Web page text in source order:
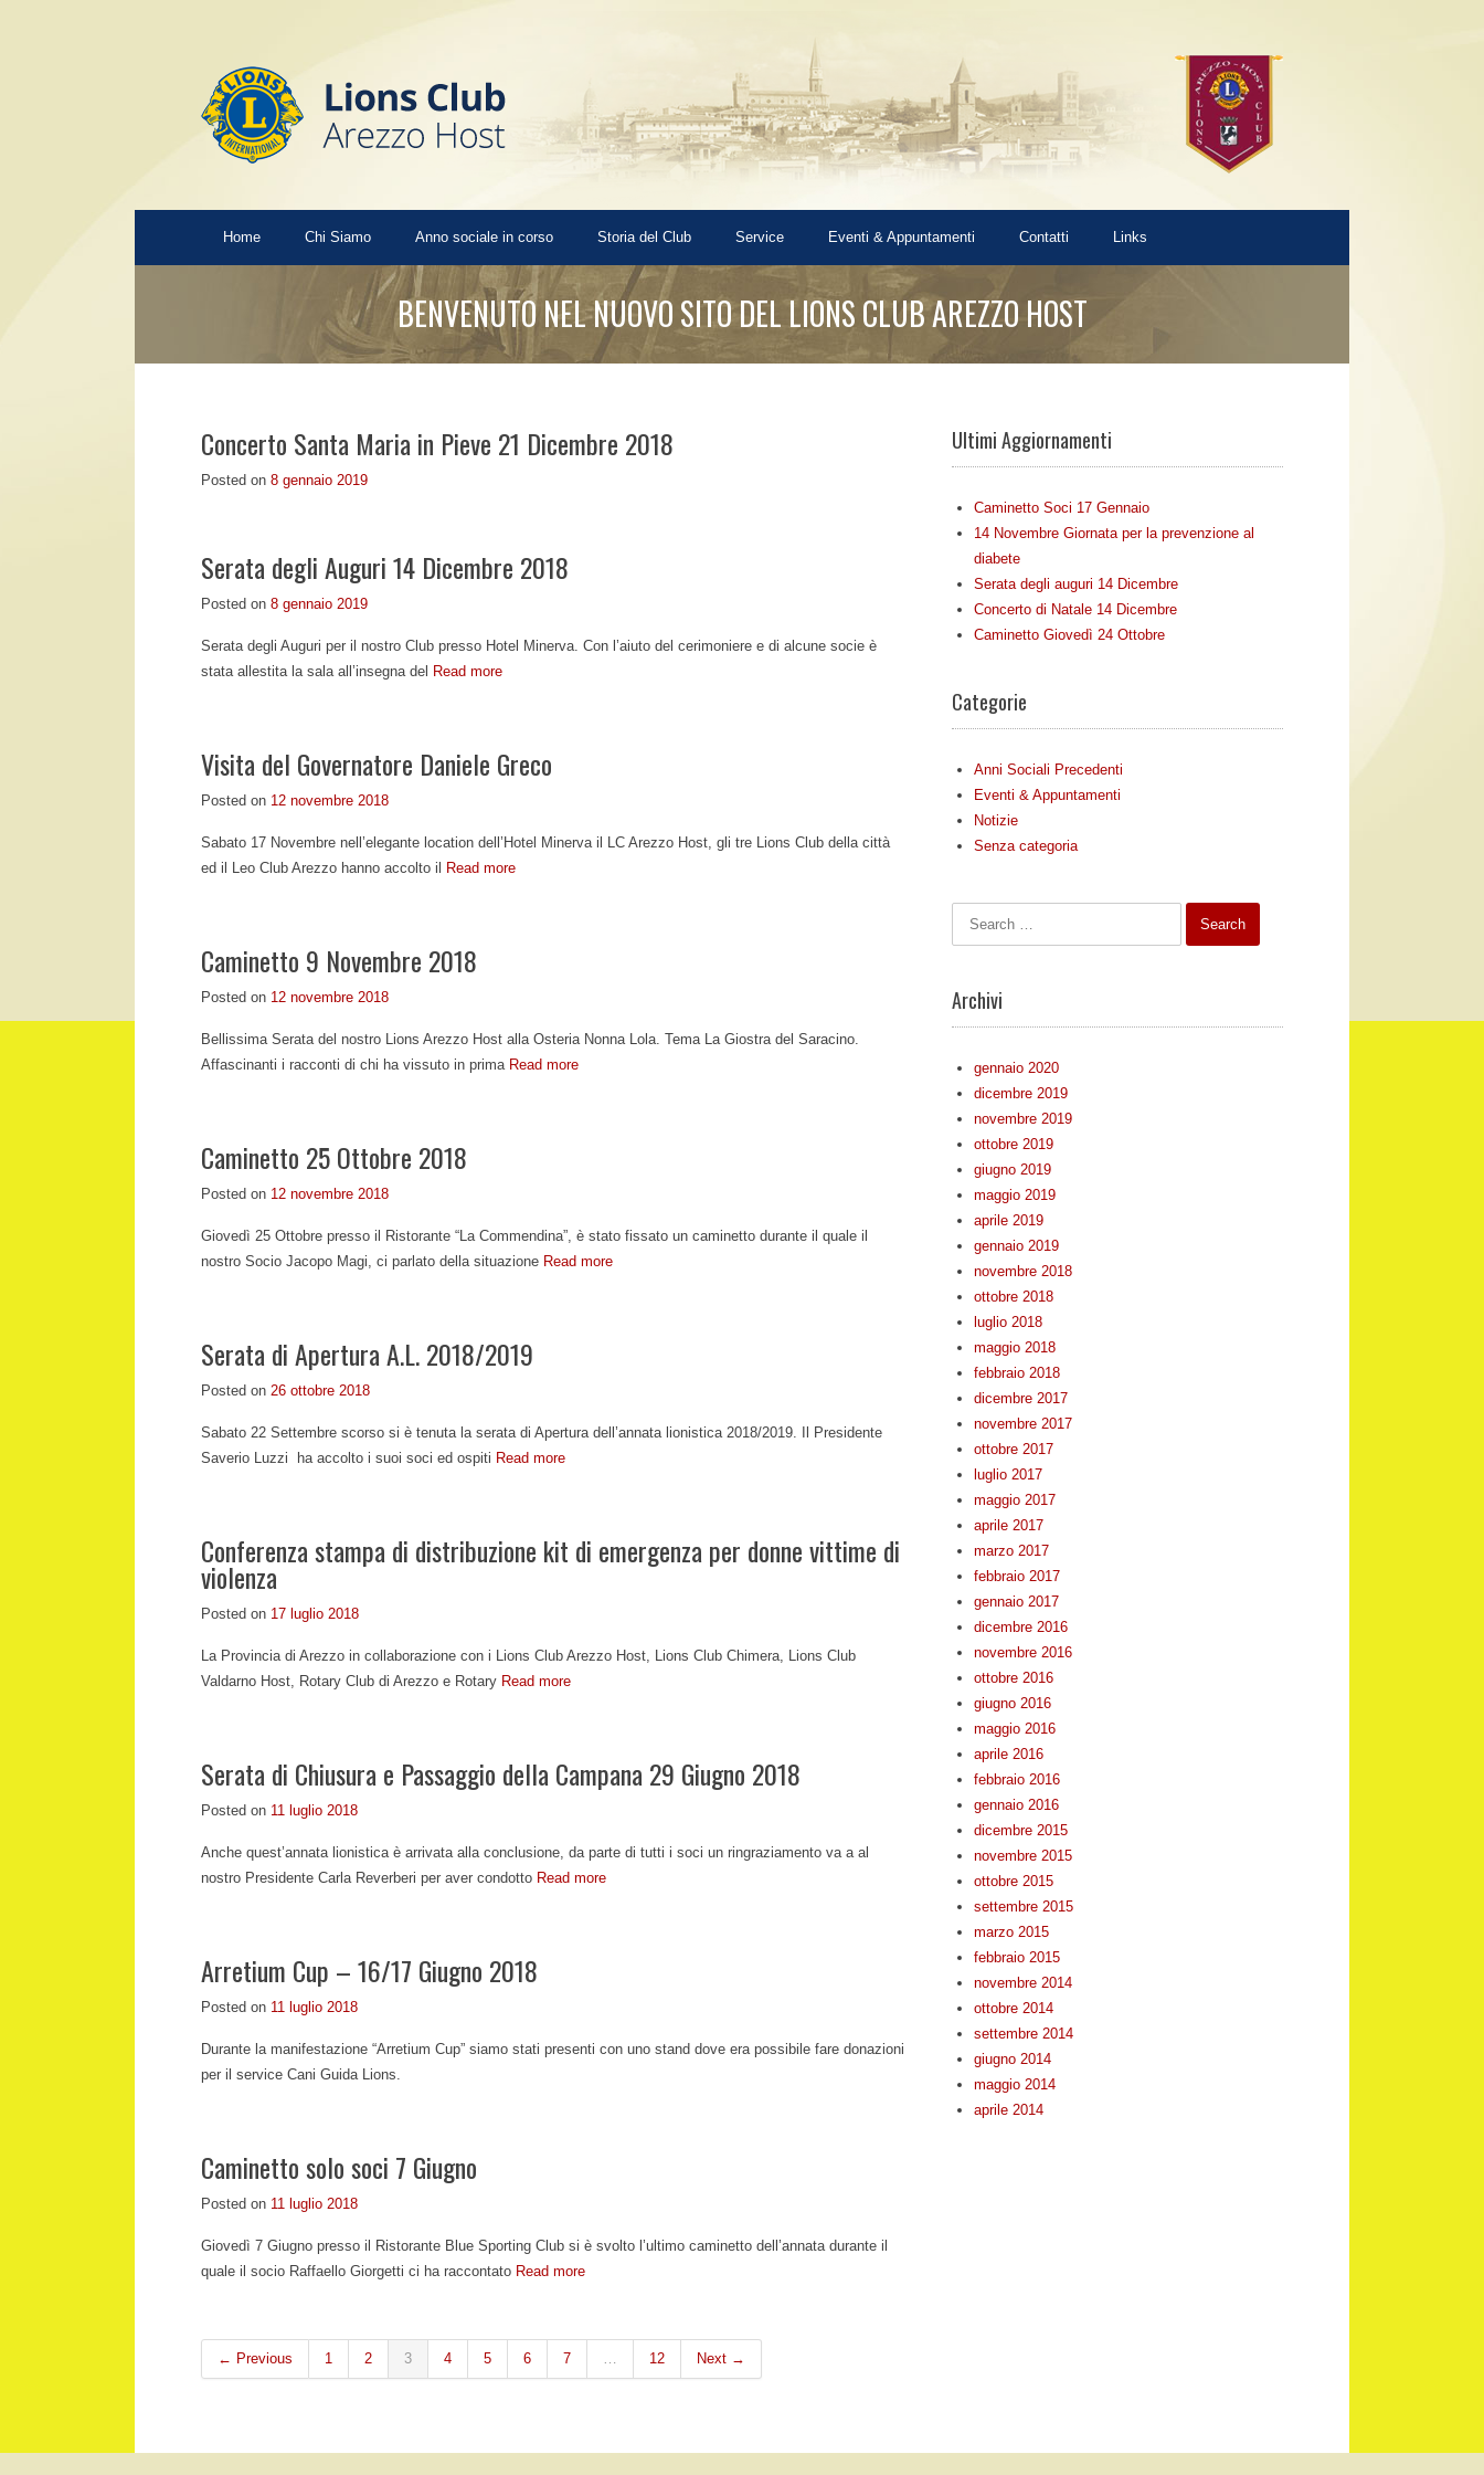
Home Chi Siamo Anno sociale in corso Storia del Club Service Eventi & Appuntamenti Contatti Links
BENVENUTO NEL NUOVO SITO DEL LIONS CLUB AREZZO HOST
Concerto Santa Maria in Pieve 21 Dicembre 2018
Posted on 8 gennaio 2019
Serata degli Auguri 14 Dicembre 2018
Posted on 8 gennaio 2019
Serata degli Auguri per il nostro Club presso Hotel Minerva. Con l’aiuto del cerimoniere e di alcune socie è
stata allestita la sala all’insegna del Read more
Visita del Governatore Daniele Greco
Posted on 12 novembre 2018
Sabato 17 Novembre nell’elegante location dell’Hotel Minerva il LC Arezzo Host, gli tre Lions Club della città
ed il Leo Club Arezzo hanno accolto il
Read more
Caminetto 9 Novembre 2018
Posted on 12 novembre 2018
Bellissima Serata del nostro Lions Arezzo Host alla Osteria Nonna Lola. Tema La Giostra del Saracino.
Affascinanti i racconti di chi ha vissuto in prima Read more
Caminetto 25 Ottobre 2018
Posted on 12 novembre 2018
Giovedì 25 Ottobre presso il Ristorante “La Commendina”, è stato fissato un caminetto durante il quale il
nostro Socio Jacopo Magi, ci parlato della situazione Read more
Serata di Apertura A.L. 2018/2019
Posted on 26 ottobre 2018
Sabato 22 Settembre scorso si è tenuta la serata di Apertura dell’annata lionistica 2018/2019. Il Presidente
Saverio Luzzi ha accolto i suoi soci ed ospiti Read more
Conferenza stampa di distribuzione kit di emergenza per donne vittime di
violenza
Posted on 17 luglio 2018
La Provincia di Arezzo in collaborazione con i Lions Club Arezzo Host, Lions Club Chimera, Lions Club
Valdarno Host, Rotary Club di Arezzo e Rotary Read more
Serata di Chiusura e Passaggio della Campana 29 Giugno 2018
Posted on 11 luglio 2018
Anche quest’annata lionistica è arrivata alla conclusione, da parte di tutti i soci un ringraziamento va a al
nostro Presidente Carla Reverberi per aver condotto Read more
Arretium Cup – 16/17 Giugno 2018
Posted on 11 luglio 2018
Durante la manifestazione “Arretium Cup” siamo stati presenti con uno stand dove era possibile fare donazioni
per il service Cani Guida Lions.
Caminetto solo soci 7 Giugno
Posted on 11 luglio 2018
Giovedì 7 Giugno presso il Ristorante Blue Sporting Club si è svolto l’ultimo caminetto dell’annata durante il
quale il socio Raffaello Giorgetti ci ha raccontato Read more
← Previous 1 2 3 4 5 6 7 … 12 Next →
Ultimi Aggiornamenti
Caminetto Soci 17 Gennaio
14 Novembre Giornata per la prevenzione al
diabete
Serata degli auguri 14 Dicembre
Concerto di Natale 14 Dicembre
Caminetto Giovedì 24 Ottobre
Categorie
Anni Sociali Precedenti
Eventi & Appuntamenti
Notizie
Senza categoria
Search for:
Archivi
gennaio 2020
dicembre 2019
novembre 2019
ottobre 2019
giugno 2019
maggio 2019
aprile 2019
gennaio 2019
novembre 2018
ottobre 2018
luglio 2018
maggio 2018
febbraio 2018
dicembre 2017
novembre 2017
ottobre 2017
luglio 2017
maggio 2017
aprile 2017
marzo 2017
febbraio 2017
gennaio 2017
dicembre 2016
novembre 2016
ottobre 2016
giugno 2016
maggio 2016
aprile 2016
febbraio 2016
gennaio 2016
dicembre 2015
novembre 2015
ottobre 2015
settembre 2015
marzo 2015
febbraio 2015
novembre 2014
ottobre 2014
settembre 2014
giugno 2014
maggio 2014
aprile 2014